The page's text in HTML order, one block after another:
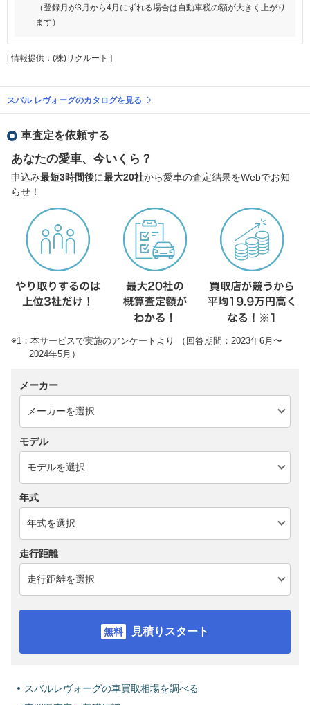
（登録月が3月から4月にずれる場合は自動車税の額が大きく上がり
ます）
[ 情報提供：(株)リクルート ]
スバル レヴォーグのカタログを見る
車査定を依頼する
あなたの愛車、今いくら？
申込み最短3時間後に最大20社から愛車の査定結果をWebでお知
らせ！
※1：本サービスで実施のアンケートより （回答期間：2023年6月〜
2024年5月）
メーカー
モデル
年式
走行距離
見積りスタート
スバルレヴォーグの車買取相場を調べる